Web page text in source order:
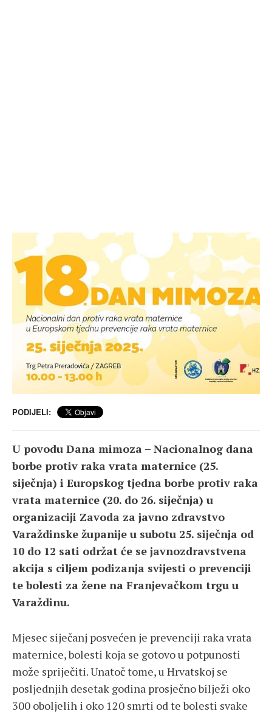
PODIJELI:
U povodu Dana mimoza – Nacionalnog dana
borbe protiv raka vrata maternice (25.
siječnja) i Europskog tjedna borbe protiv raka
vrata maternice (20. do 26. siječnja) u
organizaciji Zavoda za javno zdravstvo
Varaždinske županije u subotu 25. siječnja od
10 do 12 sati održat će se javnozdravstvena
akcija s ciljem podizanja svijesti o prevenciji
te bolesti za žene na Franjevačkom trgu u
Varaždinu.
Mjesec siječanj posvećen je prevenciji raka vrata
maternice, bolesti koja se gotovo u potpunosti
može spriječiti. Unatoč tome, u Hrvatskoj se
posljednjih desetak godina prosječno bilježi oko
300 oboljelih i oko 120 smrti od te bolesti svake